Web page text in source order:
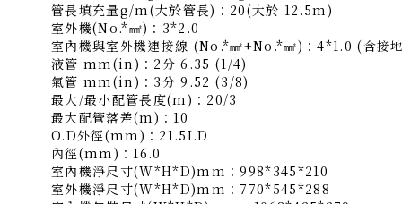
管長填充量g/m(大於管長)：20(大於 12.5m)
室外機(No.*㎟)：3*2.0
室內機與室外機連接線 (No.*㎟+No.*㎟)：4*1.0 (含接
液管 mm(in)：2分 6.35 (1/4)
氣管 mm(in)：3分 9.52 (3/8)
最大/最小配管長度(m)：20/3
最大配管落差(m)：10
O.D外徑(mm)：21.5I.D
內徑(mm)：16.0
室內機淨尺寸(W*H*D)mm：998*345*210
室外機淨尺寸(W*H*D)mm：770*545*288